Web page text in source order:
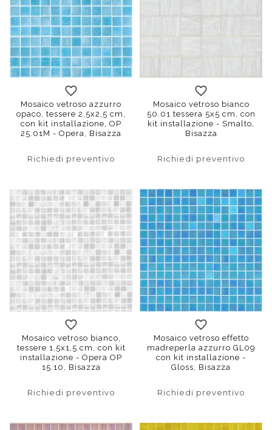
Mosaico vetroso azzurro
opaco, tessere 2,5x2,5 cm,
con kit installazione, OP
25.01M - Opera, Bisazza
Richiedi preventivo
Mosaico vetroso bianco
50.01 tessera 5x5 cm, con
kit installazione - Smalto,
Bisazza
Richiedi preventivo
Mosaico vetroso bianco,
tessere 1,5x1,5 cm, con kit
installazione - Opera OP
15.10, Bisazza
Richiedi preventivo
Mosaico vetroso effetto
madreperla azzurro GL09
con kit installazione -
Gloss, Bisazza
Richiedi preventivo